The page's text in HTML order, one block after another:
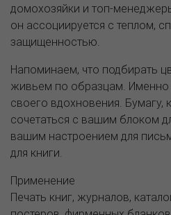
домохозяйки и топ-
он ассоциируется с теплом,
защищенностью.
Напоминаем, что подбирать
живьем по образцам. Именно
своего вдохновения. Бумагу,
сочетаться с вашим блоком
вашим настроением для
для книги.
Применение
Печать книг, журналов,